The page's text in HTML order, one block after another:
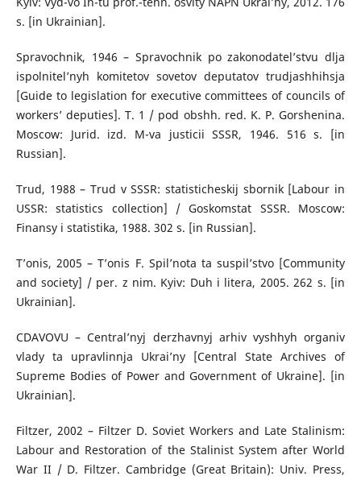
s. [in Ukrainian].
Spravochnik, 1946 – Spravochnik po zakonodatel’stvu dlja
ispolnitel’nyh komitetov sovetov deputatov trudjashhihsja
[Guide to legislation for executive committees of councils of
workers’ deputies]. T. 1 / pod obshh. red. K. P. Gorshenina.
Moscow: Jurid. izd. M-va justicii SSSR, 1946. 516 s. [in
Russian].
Trud, 1988 – Trud v SSSR: statisticheskij sbornik [Labour in
USSR: statistics collection] / Goskomstat SSSR. Moscow:
Finansy i statistika, 1988. 302 s. [in Russian].
T’onis, 2005 – T’onis F. Spil’nota ta suspil’stvo [Community
and society] / per. z nim. Kyiv: Duh i litera, 2005. 262 s. [in
Ukrainian].
CDAVOVU – Central’nyj derzhavnyj arhiv vyshhyh organiv
vlady ta upravlinnja Ukrai’ny [Central State Archives of
Supreme Bodies of Power and Government of Ukraine]. [in
Ukrainian].
Filtzer, 2002 – Filtzer D. Soviet Workers and Late Stalinism:
Labour and Restoration of the Stalinist System after World
War II / D. Filtzer. Cambridge (Great Britain): Univ. Press,